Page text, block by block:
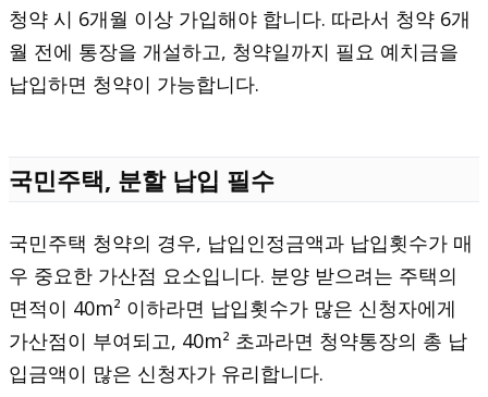
청약 시 6개월 이상 가입해야 합니다. 따라서 청약 6개
월 전에 통장을 개설하고, 청약일까지 필요 예치금을
납입하면 청약이 가능합니다.
국민주택, 분할 납입 필수
국민주택 청약의 경우, 납입인정금액과 납입횟수가 매
우 중요한 가산점 요소입니다. 분양 받으려는 주택의
면적이 40m² 이하라면 납입횟수가 많은 신청자에게
가산점이 부여되고, 40m² 초과라면 청약통장의 총 납
입금액이 많은 신청자가 유리합니다.